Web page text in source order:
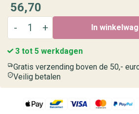
56,70
In
3 tot 5 werkdagen
Gratis verzending boven de 50,-
Veilig betalen